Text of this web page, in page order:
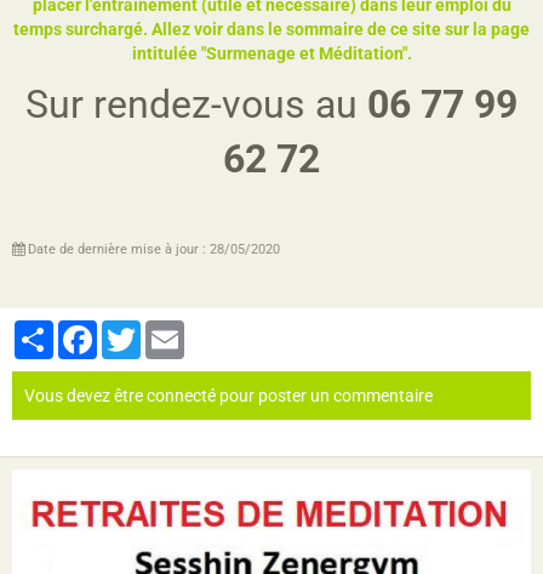
placer l'entraînement (utile et nécessaire) dans leur emploi du
temps surchargé. Allez voir dans le sommaire de ce site sur la page
intitulée "Surmenage et Méditation".
Sur rendez-vous au 06 77 99
62 72
Date de dernière mise à jour : 28/05/2020
PartagerFacebook
Twitter
Vous devez être connecté pour poster un commentaire